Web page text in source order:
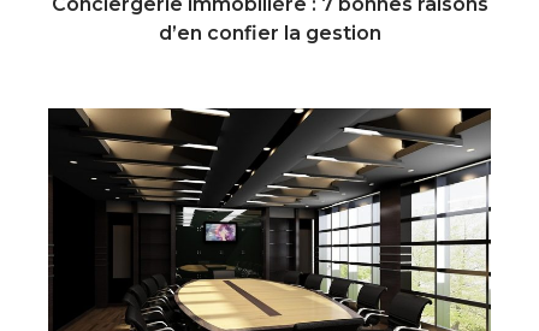
d’en confier la gestion